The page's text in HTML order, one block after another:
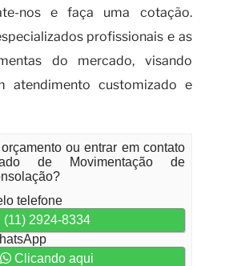
nos e faça uma cotação.
profissionais e as
do mercado, visando
atendimento customizado e
ou entrar em contato
de Movimentação de
telefone
(11) 2924-8334
Clicando aqui